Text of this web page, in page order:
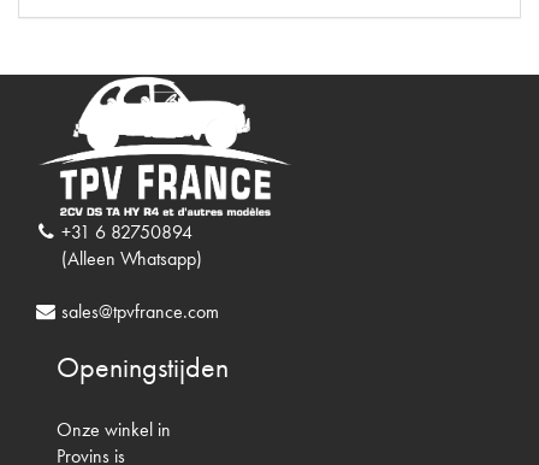
+31 6 82750894
(Alleen Whatsapp)
sales@tpvfrance.com
Openingstijden
Onze winkel in
Provins is